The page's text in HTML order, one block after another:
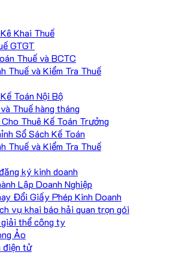
Khai Thuế
GTGT
Thuế và BCTC
Thuế và Kiểm Tra Thuế
Toán Nội Bộ
Thuế hàng tháng
Thuê Kế Toán Trưởng
Sổ Sách Kế Toán
Thuế và Kiểm Tra Thuế
ký kinh doanh
Lập Doanh Nghiệp
Đổi Giấy Phép Kinh Doanh
vụ khai báo hải quan trọn gói
thể công ty
Ảo
điện tử